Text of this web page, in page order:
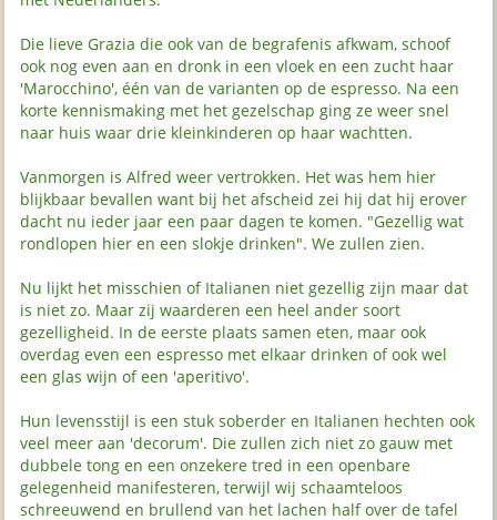
Die lieve Grazia die ook van de begrafenis afkwam, schoof
ook nog even aan en dronk in een vloek en een zucht haar
'Marocchino', één van de varianten op de espresso. Na een
korte kennismaking met het gezelschap ging ze weer snel
naar huis waar drie kleinkinderen op haar wachtten.
Vanmorgen is Alfred weer vertrokken. Het was hem hier
blijkbaar bevallen want bij het afscheid zei hij dat hij erover
dacht nu ieder jaar een paar dagen te komen. "Gezellig wat
rondlopen hier en een slokje drinken". We zullen zien.
Nu lijkt het misschien of Italianen niet gezellig zijn maar dat
is niet zo. Maar zij waarderen een heel ander soort
gezelligheid. In de eerste plaats samen eten, maar ook
overdag even een espresso met elkaar drinken of ook wel
een glas wijn of een 'aperitivo'.
Hun levensstijl is een stuk soberder en Italianen hechten ook
veel meer aan 'decorum'. Die zullen zich niet zo gauw met
dubbele tong en een onzekere tred in een openbare
gelegenheid manifesteren, terwijl wij schaamteloos
schreeuwend en brullend van het lachen half over de tafel